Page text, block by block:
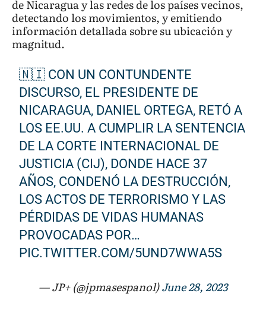
de Nicaragua y las redes de los países vecinos,
detectando los movimientos, y emitiendo
información detallada sobre su ubicación y
magnitud.
🇳🇮 CON UN CONTUNDENTE
DISCURSO, EL PRESIDENTE DE
NICARAGUA, DANIEL ORTEGA, RETÓ A
LOS EE.UU. A CUMPLIR LA SENTENCIA
DE LA CORTE INTERNACIONAL DE
JUSTICIA (CIJ), DONDE HACE 37
AÑOS, CONDENÓ LA DESTRUCCIÓN,
LOS ACTOS DE TERRORISMO Y LAS
PÉRDIDAS DE VIDAS HUMANAS
PROVOCADAS POR…
PIC.TWITTER.COM/5UND7WWA5S
— JP+ (@jpmasespanol)June 28, 2023